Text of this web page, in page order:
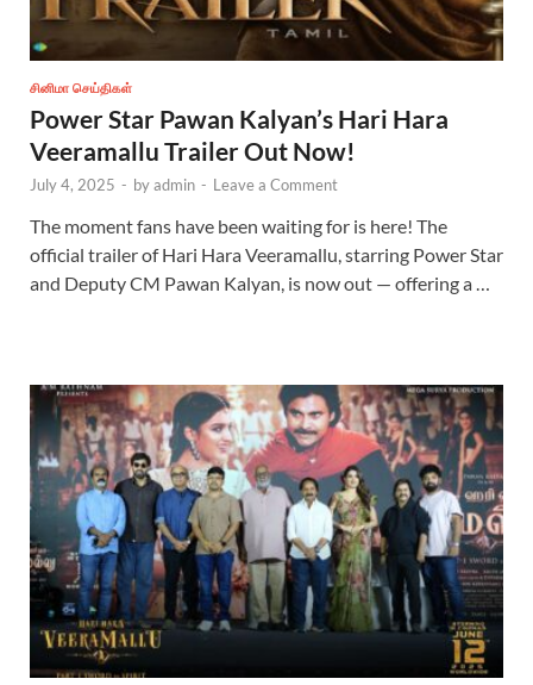
சினிமா செய்திகள்
Power Star Pawan Kalyan’s Hari Hara
Veeramallu Trailer Out Now!
July 4, 2025 - byadmin - Leave a Comment
The moment fans have been waiting for is here! The
official trailer of Hari Hara Veeramallu, starring Power Star
and Deputy CM Pawan Kalyan, is now out — offering a …